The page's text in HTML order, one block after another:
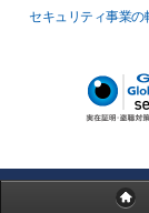
セキュリティ事業の